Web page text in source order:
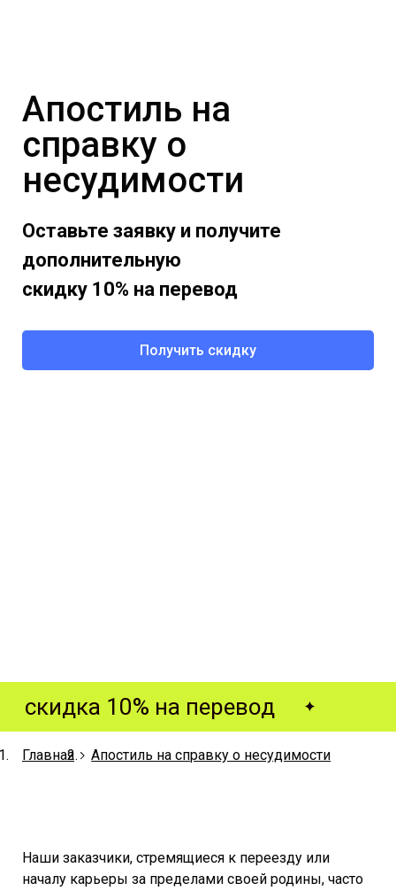
Апостиль на
справку о
несудимости
Оставьте заявку и получите
дополнительную
скидку 10% на перевод
Получить скидку
скидка 10% на перевод
Главная Апостиль на справку о несудимости
Наши заказчики, стремящиеся к переезду или
началу карьеры за пределами своей родины, часто